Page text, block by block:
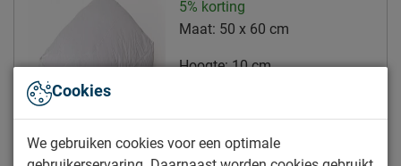
ventilatie
Tijk (matrashoes)
Materiaal tijk
100% polyester
Ventilatie tijk
ademende bovenlaag
5% korting
Maat: 50 x 60 cm
Hoogte: 10 cm
Cookies
We gebruiken cookies voor een optimale